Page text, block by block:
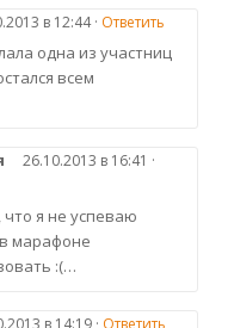
в 12:44 · Ответить
одна из участниц
всем
26.10.2013 в 16:41 ·
что я не успеваю
марафоне
:(…